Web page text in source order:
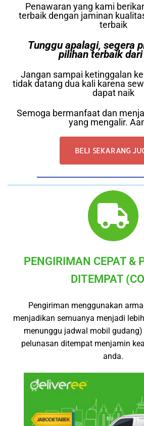
Penawaran yang kami
terbaik dengan jaminan
terbaik
Tunggu apalagi, segera
pilihan terbaik
Jangan sampai ketinggalan
tidak datang dua kali karena
dapat naik
Semoga bermanfaat dan
yang mengalir.
BELI SEKARANG
PENGIRIMAN CEPAT &
DITEMPAT
Pengiriman menggunakan
menjadikan semuanya menjadi
menunggu jadwal mobil
pelunasan ditempat menjamin
anda.